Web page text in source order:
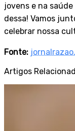
jovens e na
dessa! Vamos
celebrar nossa
Fonte:
Artigos